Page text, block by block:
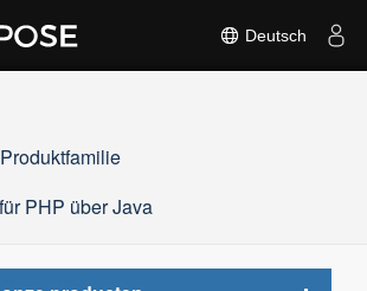
Deutsch
PHP über Java